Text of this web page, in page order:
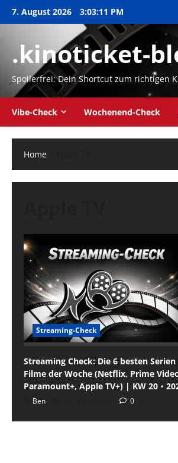
Zum7. August 2026 3:03:12 PM
.kinoticket-
Spoilerfrei: Dein Shortcut zum richtigen
Vibe-Check Wochenend-Check
Home
Streaming-Check
Streaming Check: Die 6 besten Serien
Filme der Woche (Netflix, Prime
Paramount+, Apple TV+) | KW 20・
Ben 0